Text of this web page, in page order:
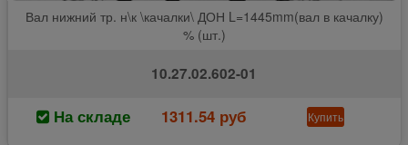
Вал нижний тр. н\к \качалки\ ДОН L=1445mm(вал в качалку)
% (шт.)
10.27.02.602-01
На складе 1311.54 руб Купить